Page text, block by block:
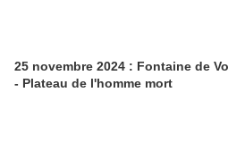
25 novembre 2024 : Fontaine de
- Plateau de l'homme mort